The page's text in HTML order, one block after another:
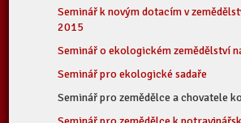
Seminář k novým dotacím v
2015
Seminář o ekologickém zemědělství
Seminář pro ekologické sadaře
Seminář pro zemědělce a chovatele